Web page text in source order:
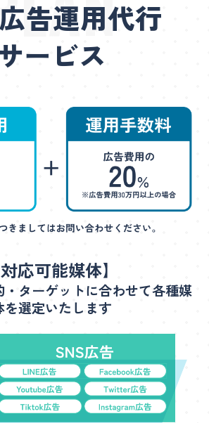
告運用代行
ービス
対応可能媒体】
ターゲットに合わせて各種媒
を選定いたします